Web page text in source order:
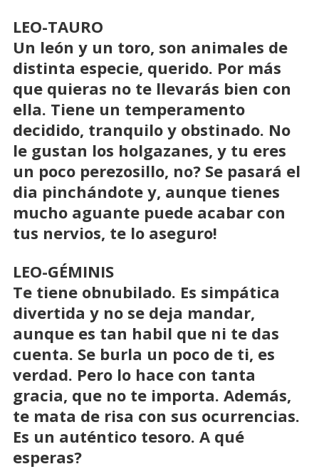
LEO-TAURO
Un león y un toro, son animales de
distinta especie, querido. Por más
que quieras no te llevarás bien con
ella. Tiene un temperamento
decidido, tranquilo y obstinado. No
le gustan los holgazanes, y tu eres
un poco perezosillo, no? Se pasará el
dia pinchándote y, aunque tienes
mucho aguante puede acabar con
tus nervios, te lo aseguro!
LEO-GÉMINIS
Te tiene obnubilado. Es simpática
divertida y no se deja mandar,
aunque es tan habil que ni te das
cuenta. Se burla un poco de ti, es
verdad. Pero lo hace con tanta
gracia, que no te importa. Además,
te mata de risa con sus ocurrencias.
Es un auténtico tesoro. A qué
esperas?